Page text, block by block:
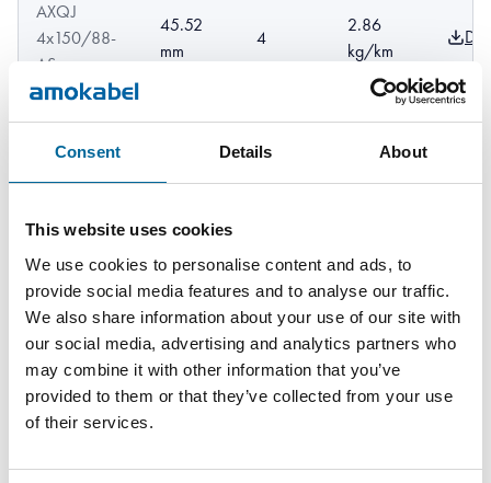
Consent Details About
This website uses cookies
We use cookies to personalise content and ads, to
provide social media features and to analyse our traffic.
We also share information about your use of our site with
our social media, advertising and analytics partners who
may combine it with other information that you’ve
provided to them or that they’ve collected from your use
of their services.
AXQJ
4x150/88-
AS
45.52
mm
4
2.86
kg/km
AXQJ
3x185/57-
AS
3
AXQJ
4x185/57-
AS
49.2 mm 4
3.43
AXQJ
3x240/72-
AS
50.32
mm
3
3.54
kg/km
AXQJ